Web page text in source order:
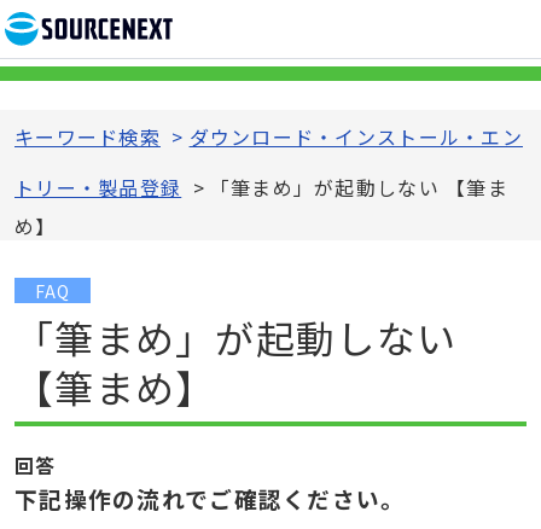
キーワード検索 > ダウンロード・インストール・エン
トリー・製品登録 >
「筆まめ」が起動しない 【筆ま
め】
FAQ
「筆まめ」が起動しない
【筆まめ】
回答
下記操作の流れでご確認ください。